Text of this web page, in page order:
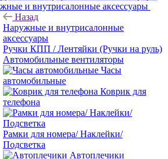
и внутрисалонные аксессуары
Назад
Наружные и внутрисалонные
аксессуары
Ручки КПП / Лентяйки (Ручки на руль)
Автомобильные вентиляторы
Часы
автомобильные
Коврик для
телефона
Рамки для номера/ Наклейки/
Подсветка
Автоплечики